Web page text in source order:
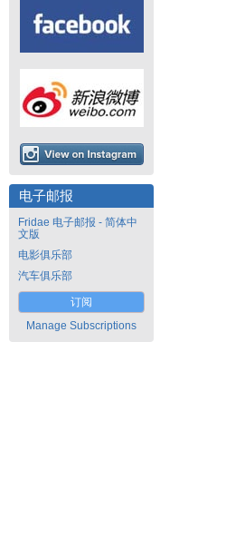
电子邮报
Fridae 电子邮报 - 简体中
文版
电影俱乐部
汽车俱乐部
订阅
Manage Subscriptions